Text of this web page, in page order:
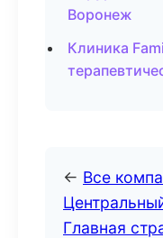
Воронеж
Клиника
← Все
Главная